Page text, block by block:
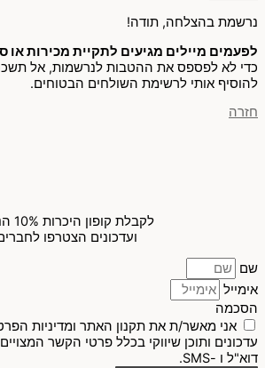
נרשמת בהצלחה, תודה!
לפעמים מיילים מגיעים לתקיית מכירות או
כדי לא לפספס את ההטבות לנרשמות, אל
להוסיף אותי לרשימת השולחים הבטוחים.
חזרה
לקבלת קופון היכרות 10% הנחה
ועדכונים הצטרפו
שם
אימייל
הסכמה
אני מאשר/ת את תקנון האתר ומדיניות
עדכונים ותוכן שיווקי בכלל פרטי הקשר
דוא"ל ו -SMS.